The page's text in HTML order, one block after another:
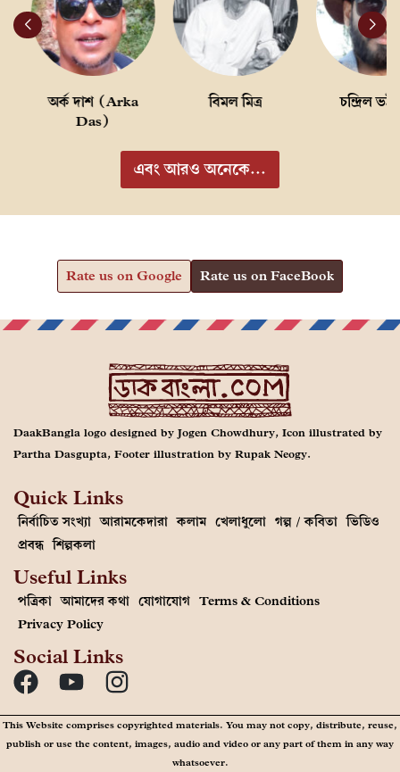
অর্ক দাশ (Arka
Das)
বিমল মিত্র চন্দ্রিল
এবং আরও অনেকে...
Rate us on Google Rate us on FaceBook
DaakBangla logo designed by Jogen Chowdhury, Icon illustrated by
Partha Dasgupta, Footer illustration by Rupak Neogy.
Quick Links
নির্বাচিত সংখ্যা আরামকেদারা কলাম খেলাধুলো গল্প / কবিতা ভিডিও
প্রবন্ধ শিল্পকলা
Useful Links
পত্রিকা আমাদের কথা যোগাযোগ Terms & Conditions
Privacy Policy
Social Links
This Website comprises copyrighted materials. You may not copy, distribute, reuse,
publish or use the content, images, audio and video or any part of them in any way
whatsoever.